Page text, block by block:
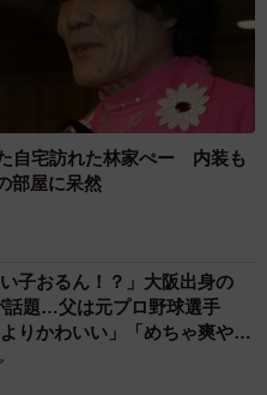
自宅訪れた林家ぺー 内装も
部屋に呆然
い子おるん！？」大阪出身の
話題…父は元プロ野球選手
よりかわいい」「めちゃ爽や